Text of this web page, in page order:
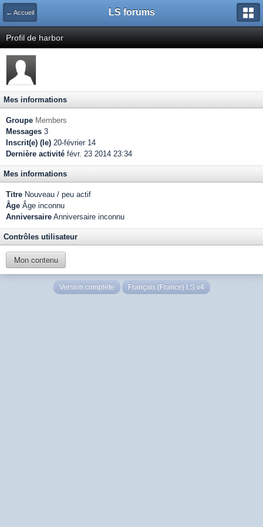
← Accueil LS forums
Profil de harbor
Mes informations
Groupe Members
Messages 3
Inscrit(e) (le) 20-février 14
Dernière activité févr. 23 2014 23:34
Mes informations
Titre Nouveau / peu actif
Âge Âge inconnu
Anniversaire Anniversaire inconnu
Contrôles utilisateur
Mon contenu
Version complète Français (France) LS v4